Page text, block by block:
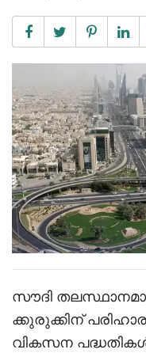
സൗദി
ക്കുരുക്കിന്
വികസന